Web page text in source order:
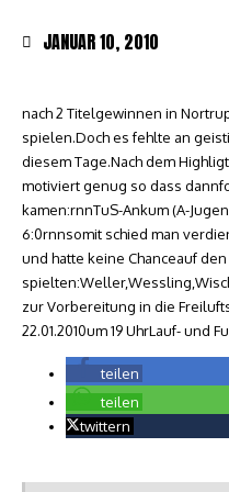
JANUAR 10, 2010
nach 2 Titelgewinnen in
spielen.Doch es fehlte an
diesem Tage.Nach dem
motiviert genug so dass
kamen:rnnTuS-Ankum (A-
6:0rnnsomit schied man
und hatte keine Chanceauf
zur Vorbereitung in die
22.01.2010um 19 UhrLauf- und
teilen
teilen
twittern